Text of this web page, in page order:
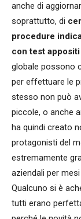
anche di
soprattutto, di
procedure
con test
globale possono
per effettuare le
stesso non può
piccole, o anche
ha quindi creato
protagonisti del
estremamente
aziendali per
Qualcuno si è
tutti erano